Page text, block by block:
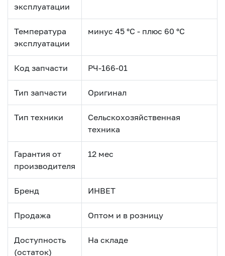
эксплуатации
Температура
эксплуатации
минус 45 °С - плюс 60 °С
Код запчасти РЧ-166-01
Тип запчасти Оригинал
Тип техники
Сельскохозяйственная
техника
Гарантия от
производителя
12 мес
Бренд ИНВЕТ
Продажа Оптом и в розницу
Доступность
(остаток)
На складе